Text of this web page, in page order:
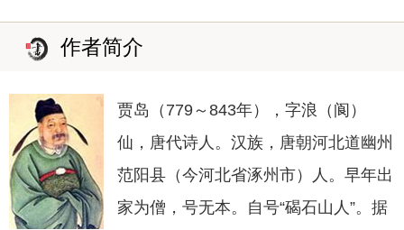
作者简介
贾岛（779～843年），字浪（阆）
仙，唐代诗人。汉族，唐朝河北道幽州
范阳县（今河北省涿州市）人。早年出
家为僧，号无本。自号“碣石山人”。据